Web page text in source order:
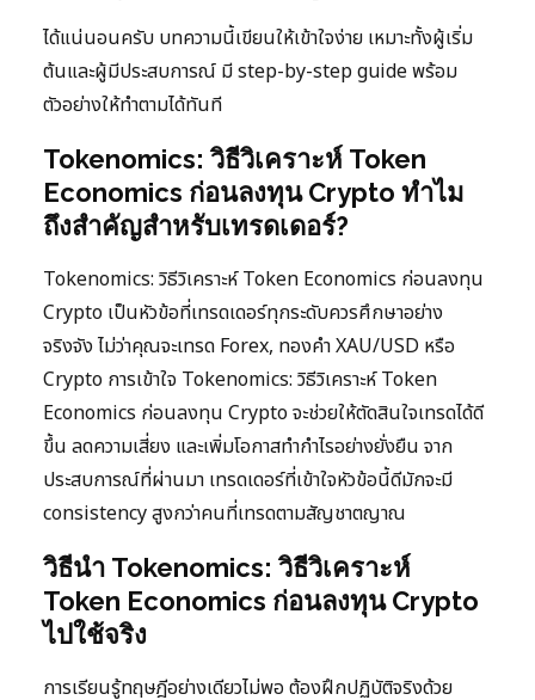
ได้แน่นอนครับ บทความนี้เขียนให้เข้าใจง่าย เหมาะทั้งผู้เริ่ม
ต้นและผู้มีประสบการณ์ มี step-by-step guide พร้อม
ตัวอย่างให้ทำตามได้ทันที
Tokenomics: วิธีวิเคราะห์ Token
Economics ก่อนลงทุน Crypto ทำไม
ถึงสำคัญสำหรับเทรดเดอร์?
Tokenomics: วิธีวิเคราะห์ Token Economics ก่อนลงทุน
Crypto เป็นหัวข้อที่เทรดเดอร์ทุกระดับควรศึกษาอย่าง
จริงจัง ไม่ว่าคุณจะเทรด Forex, ทองคำ XAU/USD หรือ
Crypto การเข้าใจ Tokenomics: วิธีวิเคราะห์ Token
Economics ก่อนลงทุน Crypto จะช่วยให้ตัดสินใจเทรดได้ดี
ขึ้น ลดความเสี่ยง และเพิ่มโอกาสทำกำไรอย่างยั่งยืน จาก
ประสบการณ์ที่ผ่านมา เทรดเดอร์ที่เข้าใจหัวข้อนี้ดีมักจะมี
consistency สูงกว่าคนที่เทรดตามสัญชาตญาณ
วิธีนำ Tokenomics: วิธีวิเคราะห์
Token Economics ก่อนลงทุน Crypto
ไปใช้จริง
การเรียนรู้ทฤษฎีอย่างเดียวไม่พอ ต้องฝึกปฏิบัติจริงด้วย